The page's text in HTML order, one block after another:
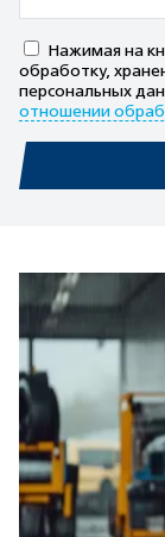
Нажимая на
обработку,
персональных
отношении